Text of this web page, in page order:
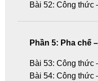
Bài 52: Công thức
Phần 5: Pha chế
Bài 53: Công thức
Bài 54: Công thức